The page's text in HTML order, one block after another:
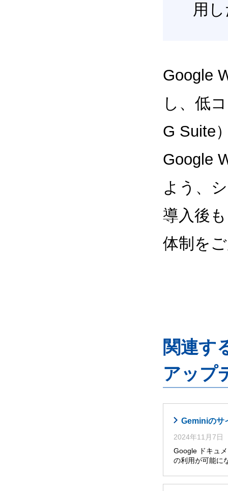
用
Google
し、低
G Suite
Google
よう、
導入後
体制を
関連す
アップ
Geminiのサ
2024年11月7日
Google ドキュ
の利用が可能に